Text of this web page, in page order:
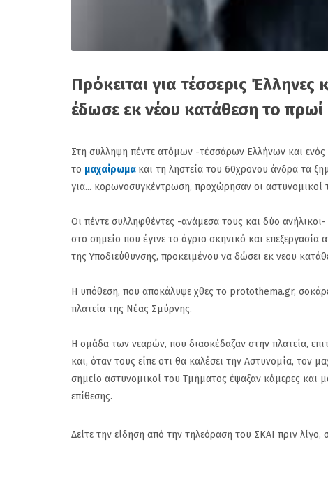
Πρόκειται για τέσσερις
έδωσε εκ νέου κατάθεση το πρωί
Στη σύλληψη πέντε ατόμων -τέσσάρων Ελλήνων και
το μαχαίρωμα και τη ληστεία του 60χρονου άνδρα τα
για... κορωνοσυγκέντρωση, προχώρησαν οι αστυνομικοί
Οι πέντε συλληφθέντες -ανάμεσα τους και δύο
στο σημείο που έγινε το άγριο σκηνικό και
της Υποδιεύθυνσης, προκειμένου να δώσει εκ νεου
Η υπόθεση, που αποκάλυψε χθες το protothema.gr,
πλατεία της Νέας Σμύρνης.
Η ομάδα των νεαρών, που διασκέδαζαν στην πλατεία,
και, όταν τους είπε οτι θα καλέσει την Αστυνομία, τον
σημείο αστυνομικοί του Τμήματος έψαξαν κάμερες
επίθεσης.
Δείτε την είδηση από την τηλεόραση του ΣΚΑΙ πριν λίγο,